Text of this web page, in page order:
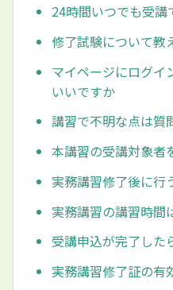
24時間いつでも受講
修了試験について教
マイページにログイ
いいですか
講習で不明な点は質
本講習の受講対象者
実務講習修了後に行
実務講習の講習時間
受講申込が完了した
実務講習修了証の有